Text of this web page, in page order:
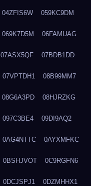
04ZFIS6W 059KC9DM
069K7D5M 06FAMUAG
07ASX5QF 07BDB1DD
07VPTDH1 08B99MM7
08G6A3PD 08HJRZKG
097C3BE4 09DI9AQ2
0AG4NTTC 0AYXMFKC
0BSHJVOT 0C9RGFN6
0DCJSPJ1 0DZMHHX1